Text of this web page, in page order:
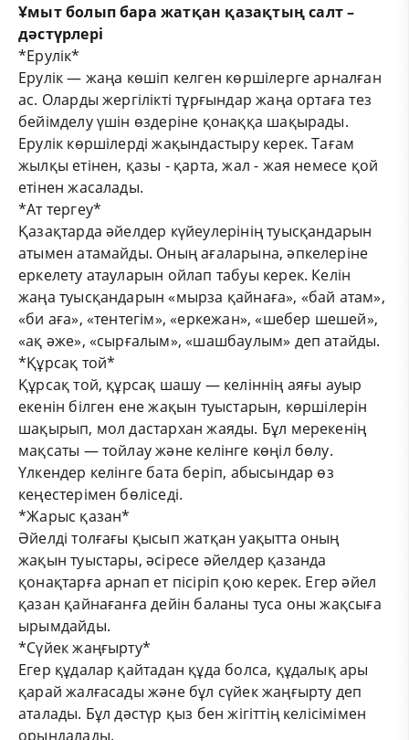
Ұмыт болып бара жатқан қазақтың салт –
дәстүрлері
*Ерулік*
Ерулік — жаңа көшіп келген көршілерге арналған
ас. Оларды жергілікті тұрғындар жаңа ортаға тез
бейімделу үшін өздеріне қонаққа шақырады.
Ерулік көршілерді жақындастыру керек. Тағам
жылқы етінен, қазы - қарта, жал - жая немесе қой
етінен жасалады.
*Ат тергеу*
Қазақтарда әйелдер күйеулерінің туысқандарын
атымен атамайды. Оның ағаларына, әпкелеріне
еркелету атауларын ойлап табуы керек. Келін
жаңа туысқандарын «мырза қайнаға», «бай атам»,
«би аға», «тентегім», «еркежан», «шебер шешей»,
«ақ әже», «сырғалым», «шашбаулым» деп атайды.
*Құрсақ той*
Құрсақ той, құрсақ шашу — келіннің аяғы ауыр
екенін білген ене жақын туыстарын, көршілерін
шақырып, мол дастархан жаяды. Бұл мерекенің
мақсаты — тойлау және келінге көңіл бөлу.
Үлкендер келінге бата беріп, абысындар өз
кеңестерімен бөліседі.
*Жарыс қазан*
Әйелді толғағы қысып жатқан уақытта оның
жақын туыстары, әсіресе әйелдер қазанда
қонақтарға арнап ет пісіріп қою керек. Егер әйел
қазан қайнағанға дейін баланы туса оны жақсыға
ырымдайды.
*Сүйек жаңғырту*
Егер құдалар қайтадан құда болса, құдалық ары
қарай жалғасады және бұл сүйек жаңғырту деп
аталады. Бұл дәстүр қыз бен жігіттің келісімімен
орындалады.